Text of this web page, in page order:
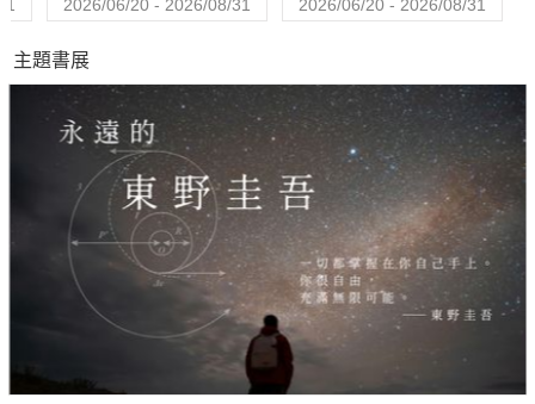
2026/06/20 - 2026/08/31 2026/06/20 - 2026/08/31
主題書展